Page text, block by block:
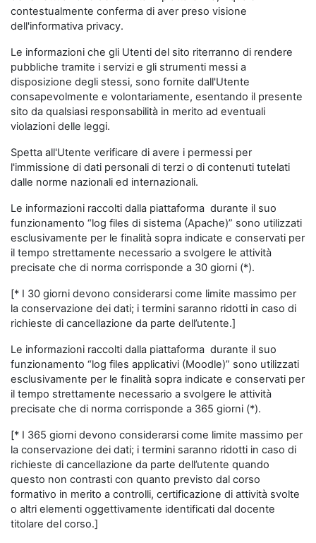
contestualmente conferma di aver preso visione
dell'informativa privacy.
Le informazioni che gli Utenti del sito riterranno di rendere
pubbliche tramite i servizi e gli strumenti messi a
disposizione degli stessi, sono fornite dall'Utente
consapevolmente e volontariamente, esentando il presente
sito da qualsiasi responsabilità in merito ad eventuali
violazioni delle leggi.
Spetta all'Utente verificare di avere i permessi per
l'immissione di dati personali di terzi o di contenuti tutelati
dalle norme nazionali ed internazionali.
Le informazioni raccolti dalla piattaforma durante il suo
funzionamento “log files di sistema (Apache)” sono utilizzati
esclusivamente per le finalità sopra indicate e conservati per
il tempo strettamente necessario a svolgere le attività
precisate che di norma corrisponde a 30 giorni (*).
[* I 30 giorni devono considerarsi come limite massimo per
la conservazione dei dati; i termini saranno ridotti in caso di
richieste di cancellazione da parte dell’utente.]
Le informazioni raccolti dalla piattaforma durante il suo
funzionamento “log files applicativi (Moodle)” sono utilizzati
esclusivamente per le finalità sopra indicate e conservati per
il tempo strettamente necessario a svolgere le attività
precisate che di norma corrisponde a 365 giorni (*).
[* I 365 giorni devono considerarsi come limite massimo per
la conservazione dei dati; i termini saranno ridotti in caso di
richieste di cancellazione da parte dell’utente quando
questo non contrasti con quanto previsto dal corso
formativo in merito a controlli, certificazione di attività svolte
o altri elementi oggettivamente identificati dal docente
titolare del corso.]